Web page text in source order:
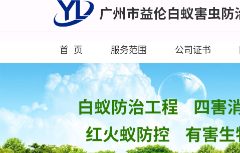
首 页 服务范围 公司证书